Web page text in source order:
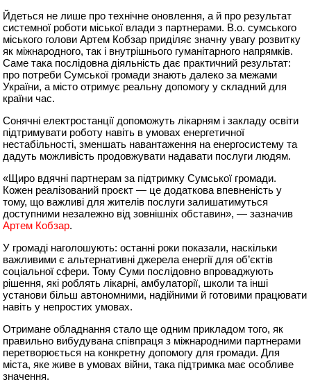
Йдеться не лише про технічне оновлення, а й про результат
системної роботи міської влади з партнерами. В.о. сумського
міського голови Артем Кобзар приділяє значну увагу розвитку
як міжнародного, так і внутрішнього гуманітарного напрямків.
Саме така послідовна діяльність дає практичний результат:
про потреби Сумської громади знають далеко за межами
України, а місто отримує реальну допомогу у складний для
країни час.
Сонячні електростанції допоможуть лікарням і закладу освіти
підтримувати роботу навіть в умовах енергетичної
нестабільності, зменшать навантаження на енергосистему та
дадуть можливість продовжувати надавати послуги людям.
«Щиро вдячні партнерам за підтримку Сумської громади.
Кожен реалізований проєкт — це додаткова впевненість у
тому, що важливі для жителів послуги залишатимуться
доступними незалежно від зовнішніх обставин», — зазначив
Артем Кобзар.
У громаді наголошують: останні роки показали, наскільки
важливими є альтернативні джерела енергії для об’єктів
соціальної сфери. Тому Суми послідовно впроваджують
рішення, які роблять лікарні, амбулаторії, школи та інші
установи більш автономними, надійними й готовими працювати
навіть у непростих умовах.
Отримане обладнання стало ще одним прикладом того, як
правильно вибудувана співпраця з міжнародними партнерами
перетворюється на конкретну допомогу для громади. Для
міста, яке живе в умовах війни, така підтримка має особливе
значення.